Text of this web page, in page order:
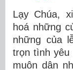
Lạy Chúa,
hoá những
những của
trọn tình yêu
muôn dân